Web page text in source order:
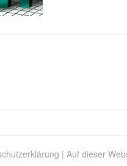
| Auf dieser